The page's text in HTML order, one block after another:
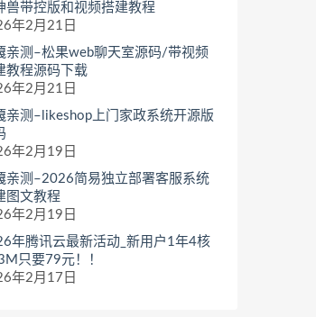
兽带控版和视频搭建教程
年2月21日
亲测–松果web聊天室源码/带视频
教程源码下载
年2月21日
亲测–likeshop上门家政系统开源版
年2月19日
亲测–2026简易独立部署客服系统
图文教程
年2月19日
年腾讯云最新活动_新用户1年4核
只要79元！！
年2月17日